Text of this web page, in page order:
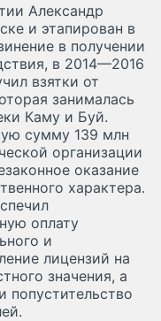
Александр
и этапирован в
в получении
в 2014—2016
взятки от
занималась
Каму и Буй.
сумму 139 млн
организации
оказание
характера.
оплату
и
лицензий на
значения, а
попустительство